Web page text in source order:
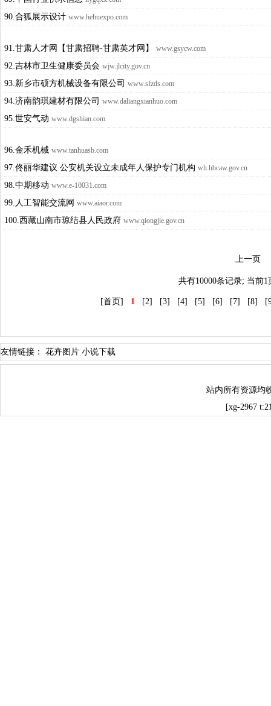
90.合狐展示设计 www.hehuexpo.com
91.甘肃人才网【甘肃招聘-甘肃英才网】 www.gsycw.com
92.吉林市卫生健康委员会 wjw.jlcity.gov.cn
93.新乡市硕方机械设备有限公司 www.sfzds.com
94.济南韵琪建材有限公司 www.daliangxianhuo.com
95.世安气动 www.dgshian.com
96.金禾机械 www.tanhuasb.com
97.佟丽华建议 公安机关设立未成年人保护专门机构 wh.hbcaw.gov.cn
98.中期移动 www.e-10031.com
99.人工智能交流网 www.aiaor.com
100.西藏山南市琼结县人民政府 www.qiongjie.gov.cn
上一
共有10000条记录; 当前
[首页] 1 [2] [3] [4] [5] [6] [7] [8]
友情链接： 花卉图片 小说下载
站内所有资源均
[xg-2967